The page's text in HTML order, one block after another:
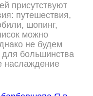
присутствуют
путешествия,
шопинг,
можно
не будем
для большинства
наслаждение